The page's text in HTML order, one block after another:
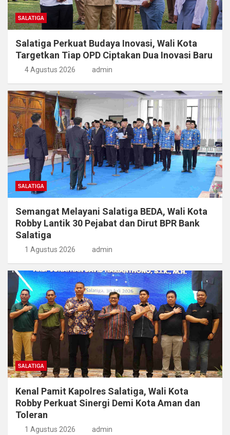
SALATIGA
Salatiga Perkuat Budaya Inovasi, Wali Kota
Targetkan Tiap OPD Ciptakan Dua Inovasi Baru
4 Agustus 2026 admin
SALATIGA
Semangat Melayani Salatiga BEDA, Wali Kota
Robby Lantik 30 Pejabat dan Dirut BPR Bank
Salatiga
1 Agustus 2026 admin
SALATIGA
Kenal Pamit Kapolres Salatiga, Wali Kota
Robby Perkuat Sinergi Demi Kota Aman dan
Toleran
1 Agustus 2026 admin